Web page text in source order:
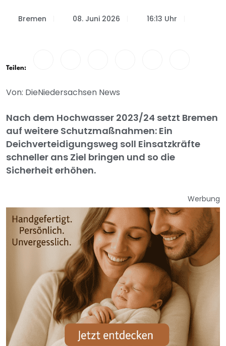
Bremen 08. Juni 2026 16:13 Uhr
Teilen:
Von: DieNiedersachsen News
Nach dem Hochwasser 2023/24 setzt Bremen
auf weitere Schutzmaßnahmen: Ein
Deichverteidigungsweg soll Einsatzkräfte
schneller ans Ziel bringen und so die
Sicherheit erhöhen.
Werbung